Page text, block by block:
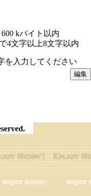
600 kバイト以内
4文字以上8文字以内
を入力してください